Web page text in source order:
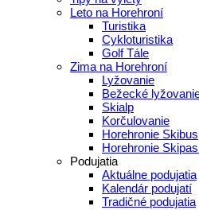
Leto na Horehroní
Turistika
Cykloturistika
Golf Tále
Zima na Horehroní
Lyžovanie
Bežecké
Skialp
Korčulovanie
Horehronie Skibus
Horehronie
Podujatia
Aktuálne podujatia
Kalendár podujatí
Tradičné podujatia